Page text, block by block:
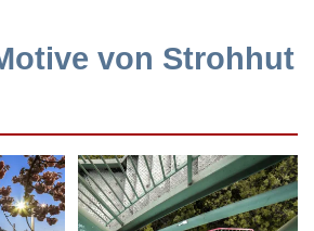
von Strohhut